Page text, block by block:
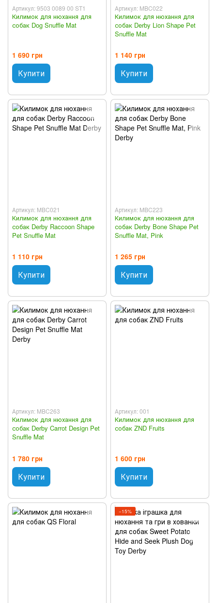
Артикул: 9503 0089 00 ST1
Килимок для нюхання для
собак Dog Snuffle Mat
1 690 грн
Купити
Артикул: MBC022
Килимок для нюхання для
собак Derby Lion Shape Pet
Snuffle Mat
1 140 грн
Купити
Артикул: MBC021
Килимок для нюхання для
собак Derby Raccoon Shape
Pet Snuffle Mat
1 110 грн
Купити
Артикул: MBC223
Килимок для нюхання для
собак Derby Bone Shape Pet
Snuffle Mat, Pink
1 265 грн
Купити
Артикул: MBC263
Килимок для нюхання для
собак Derby Carrot Design Pet
Snuffle Mat
1 780 грн
Купити
Артикул: 001
Килимок для нюхання для
собак ZND Fruits
1 600 грн
Купити
−15%